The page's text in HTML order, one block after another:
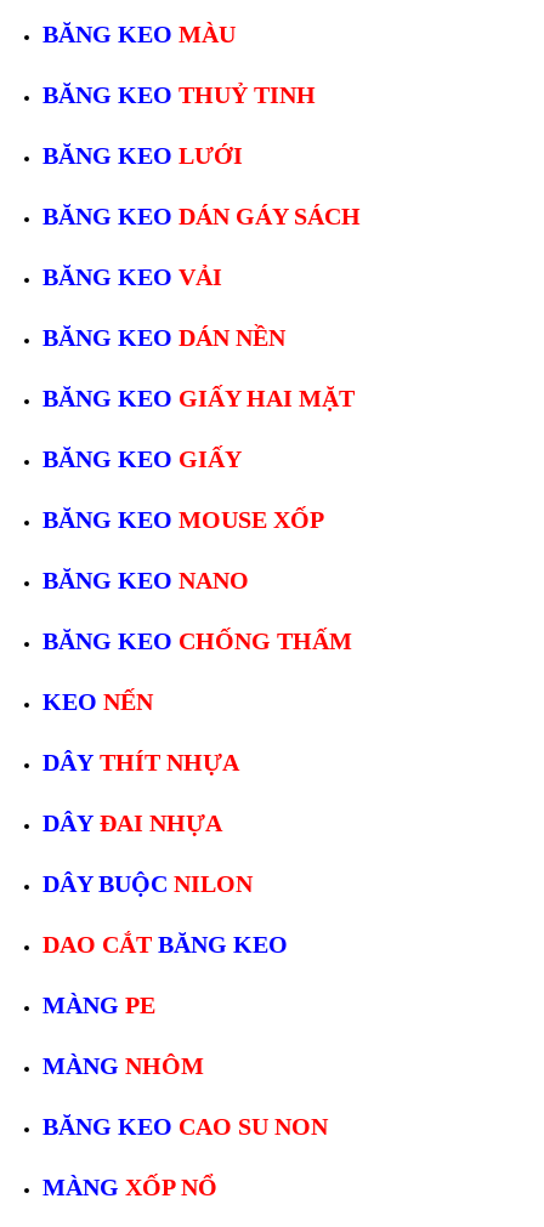
BĂNG KEO MÀU
BĂNG KEO THUỶ TINH
BĂNG KEO LƯỚI
BĂNG KEO DÁN GÁY SÁCH
BĂNG KEO VẢI
BĂNG KEO DÁN NỀN
BĂNG KEO GIẤY HAI MẶT
BĂNG KEO GIẤY
BĂNG KEO MOUSE XỐP
BĂNG KEO NANO
BĂNG KEO CHỐNG THẤM
KEO NẾN
DÂY THÍT NHỰA
DÂY ĐAI NHỰA
DÂY BUỘC NILON
DAO CẮT BĂNG KEO
MÀNG PE
MÀNG NHÔM
BĂNG KEO CAO SU NON
MÀNG XỐP NỔ